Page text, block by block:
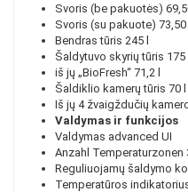
Svoris (be pakuotės)
Svoris (su pakuote)
Bendras tūris 245 l
Šaldytuvo skyrių tūris 175
iš jų „BioFresh“ 71,2 l
Šaldiklio kamerų tūris 70 l
Iš jų 4 žvaigždučių
Valdymas ir funkcijos
Valdymas advanced UI
Anzahl Temperaturzonen
Reguliuojamų šaldymo
Temperatūros